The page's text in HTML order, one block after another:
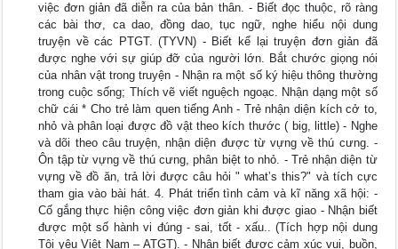
việc đơn giản đã diễn ra của bản thân. - Biết đọc thuộc, rõ ràng
các bài thơ, ca dao, đồng dao, tục ngữ, nghe hiểu nội dung
truyện về các PTGT. (TYVN) - Biết kể lại truyện đơn giản đã
được nghe với sự giúp đỡ của người lớn. Bắt chước giọng nói
của nhân vật trong truyện - Nhận ra một số ký hiệu thông thường
trong cuộc sống; Thích vẽ viết nguệch ngoạc. Nhận dạng một số
chữ cái * Cho trẻ làm quen tiếng Anh - Trẻ nhận diện kích cở to,
nhỏ và phân loại được đồ vật theo kích thước ( big, little) - Nghe
và dõi theo câu truyện, nhận diện được từ vựng về thú cưng. -
Ôn tập từ vựng về thú cưng, phân biệt to nhỏ. - Trẻ nhận diện từ
vựng về đồ ăn, trả lời được câu hỏi " what’s this?" và tích cực
tham gia vào bài hát. 4. Phát triển tình cảm và kĩ năng xã hội: -
Cố gắng thực hiện công việc đơn giản khi được giao - Nhận biết
được một số hành vi đúng - sai, tốt - xấu.. (Tích hợp nội dung
Tôi yêu Việt Nam – ATGT). - Nhận biết được cảm xúc vui, buồn,